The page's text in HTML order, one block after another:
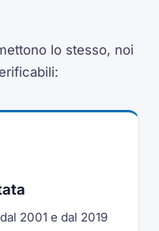
lo stesso, noi
2001 e dal 2019